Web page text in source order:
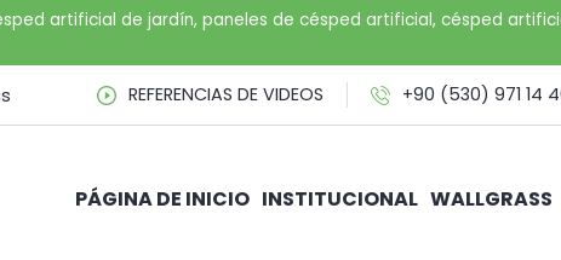
artificial de jardín, paneles de césped artificial, césped
REFERENCIAS DE VIDEOS +90 (530) 971 14
PÁGINA DE INICIO INSTITUCIONAL WALLGRASS